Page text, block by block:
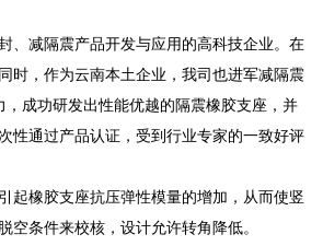
、减隔震产品开发与应用的高科技企业。在
时，作为云南本土企业，我司也进军减隔震
，成功研发出性能优越的隔震橡胶支座，并
性通过产品认证，受到行业专家的一致好评
起橡胶支座抗压弹性模量的增加，从而使竖
空条件来校核，设计允许转角降低。